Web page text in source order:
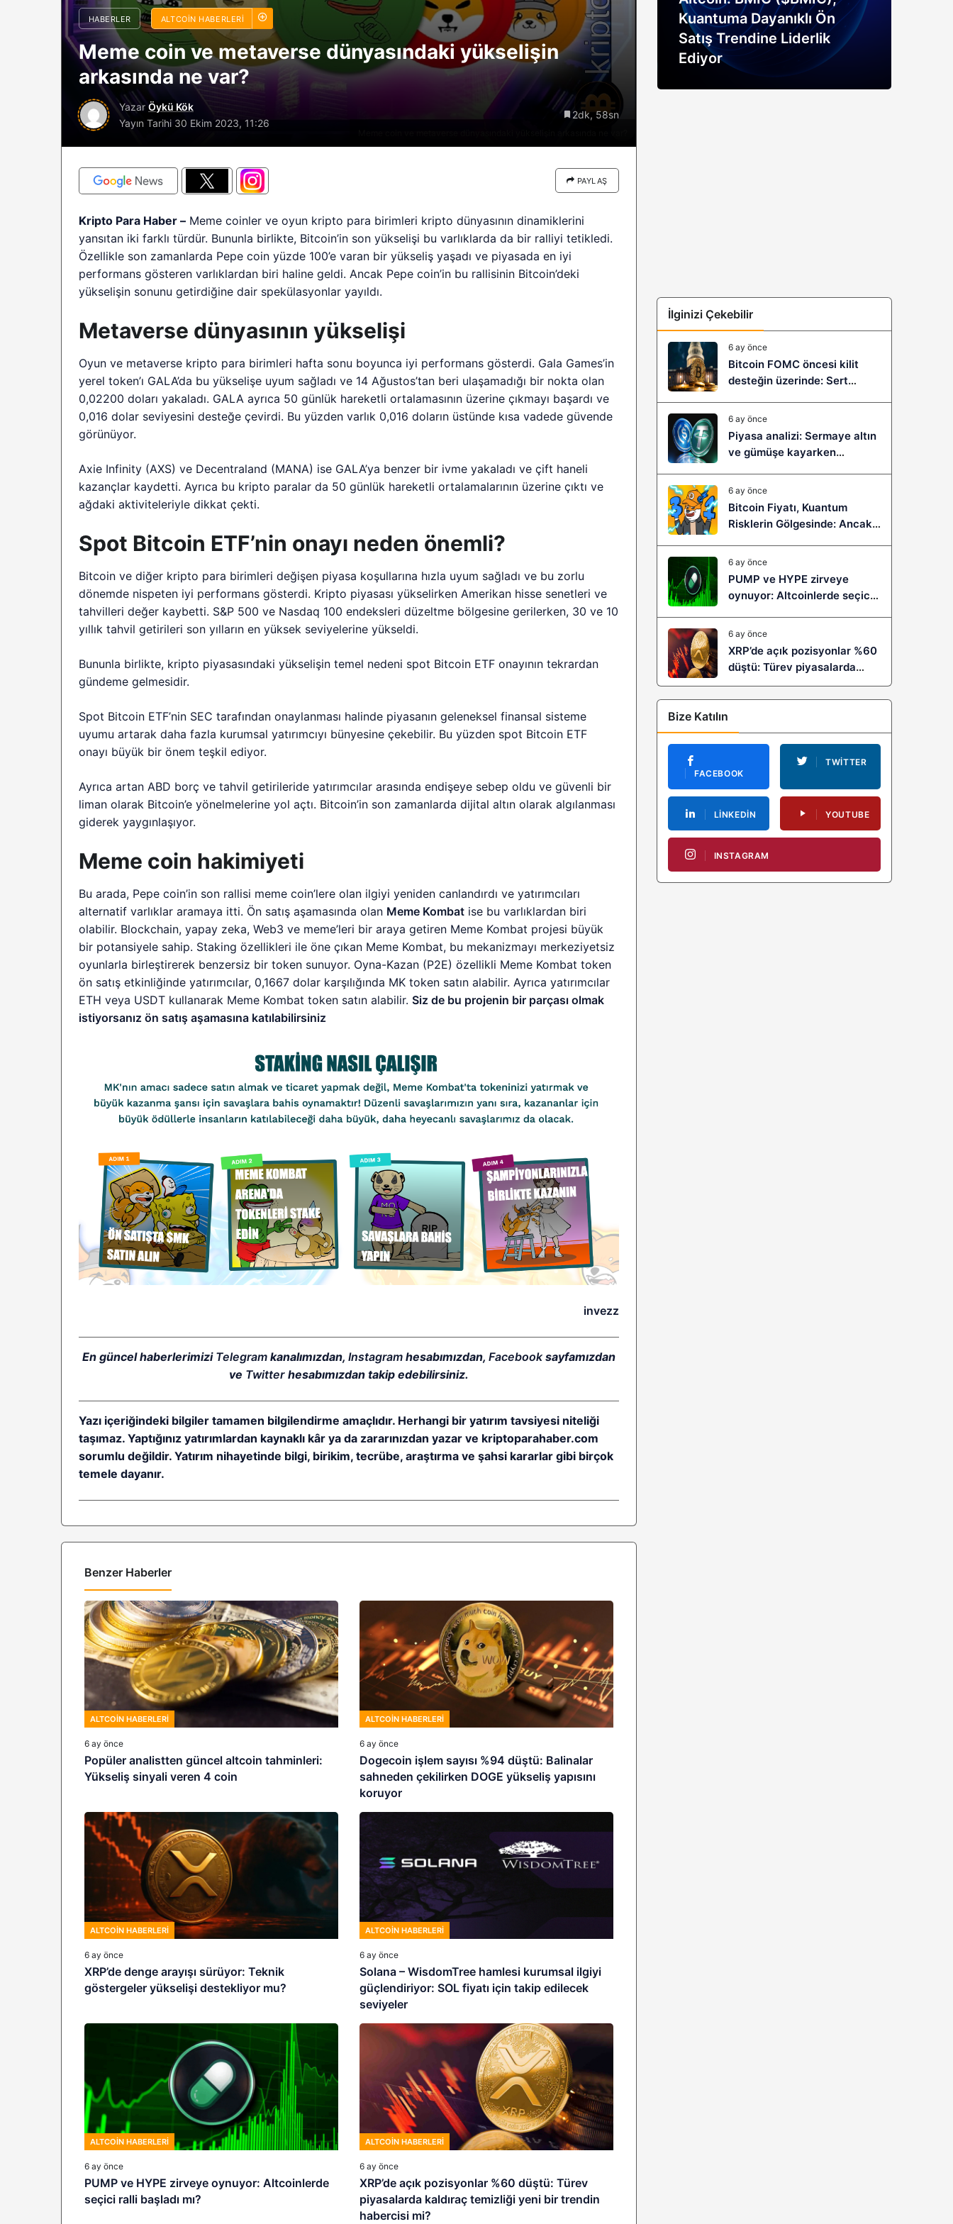
HABERLER ALTCOIN HABERLERI
Meme coin ve metaverse dünyasındaki yükselişin
arkasında ne var?
Yazar Öykü Kök
Yayın Tarihi 30 Ekim 2023, 11:26
2dk, 58sn
PAYLAŞ
Kripto Para Haber – Meme coinler ve oyun kripto para birimleri kripto dünyasının dinamiklerini
yansıtan iki farklı türdür. Bununla birlikte, Bitcoin’in son yükselişi bu varlıklarda da bir ralliyi tetikledi.
Özellikle son zamanlarda Pepe coin yüzde 100’e varan bir yükseliş yaşadı ve piyasada en iyi
performans gösteren varlıklardan biri haline geldi. Ancak Pepe coin’in bu rallisinin Bitcoin’deki
yükselişin sonunu getirdiğine dair spekülasyonlar yayıldı.
Metaverse dünyasının yükselişi
Oyun ve metaverse kripto para birimleri hafta sonu boyunca iyi performans gösterdi. Gala Games’in
yerel token’ı GALA’da bu yükselişe uyum sağladı ve 14 Ağustos’tan beri ulaşamadığı bir nokta olan
0,02200 doları yakaladı. GALA ayrıca 50 günlük hareketli ortalamasının üzerine çıkmayı başardı ve
0,016 dolar seviyesini desteğe çevirdi. Bu yüzden varlık 0,016 doların üstünde kısa vadede güvende
görünüyor.
Axie Infinity (AXS) ve Decentraland (MANA) ise GALA’ya benzer bir ivme yakaladı ve çift haneli
kazançlar kaydetti. Ayrıca bu kripto paralar da 50 günlük hareketli ortalamalarının üzerine çıktı ve
ağdaki aktiviteleriyle dikkat çekti.
Spot Bitcoin ETF’nin onayı neden önemli?
Bitcoin ve diğer kripto para birimleri değişen piyasa koşullarına hızla uyum sağladı ve bu zorlu
dönemde nispeten iyi performans gösterdi. Kripto piyasası yükselirken Amerikan hisse senetleri ve
tahvilleri değer kaybetti. S&P 500 ve Nasdaq 100 endeksleri düzeltme bölgesine gerilerken, 30 ve 10
yıllık tahvil getirileri son yılların en yüksek seviyelerine yükseldi.
Bununla birlikte, kripto piyasasındaki yükselişin temel nedeni spot Bitcoin ETF onayının tekrardan
gündeme gelmesidir.
Spot Bitcoin ETF’nin SEC tarafından onaylanması halinde piyasanın geleneksel finansal sisteme
uyumu artarak daha fazla kurumsal yatırımcıyı bünyesine çekebilir. Bu yüzden spot Bitcoin ETF
onayı büyük bir önem teşkil ediyor.
Ayrıca artan ABD borç ve tahvil getirileride yatırımcılar arasında endişeye sebep oldu ve güvenli bir
liman olarak Bitcoin’e yönelmelerine yol açtı. Bitcoin’in son zamanlarda dijital altın olarak algılanması
giderek yaygınlaşıyor.
Meme coin hakimiyeti
Bu arada, Pepe coin’in son rallisi meme coin’lere olan ilgiyi yeniden canlandırdı ve yatırımcıları
alternatif varlıklar aramaya itti. Ön satış aşamasında olan Meme Kombat ise bu varlıklardan biri
olabilir. Blockchain, yapay zeka, Web3 ve meme’leri bir araya getiren Meme Kombat projesi büyük
bir potansiyele sahip. Staking özellikleri ile öne çıkan Meme Kombat, bu mekanizmayı merkeziyetsiz
oyunlarla birleştirerek benzersiz bir token sunuyor. Oyna-Kazan (P2E) özellikli Meme Kombat token
ön satış etkinliğinde yatırımcılar, 0,1667 dolar karşılığında MK token satın alabilir. Ayrıca yatırımcılar
ETH veya USDT kullanarak Meme Kombat token satın alabilir.Siz de bu projenin bir parçası olmak
istiyorsanız ön satış aşamasına katılabilirsiniz
invezz
En güncel haberlerimizi Telegramkanalımızdan,Instagram hesabımızdan,Facebooksayfamızdan
ve Twitterhesabımızdan takip edebilirsiniz.
Yazı içeriğindeki bilgiler tamamen bilgilendirme amaçlıdır. Herhangi bir yatırım tavsiyesi niteliği
taşımaz. Yaptığınız yatırımlardan kaynaklı kâr ya da zararınızdan yazar ve kriptoparahaber.com
sorumlu değildir. Yatırım nihayetinde bilgi, birikim, tecrübe, araştırma ve şahsi kararlar gibi birçok
temele dayanır.
Benzer Haberler
ALTCOIN HABERLERI
6 ay önce
Popüler analistten güncel altcoin tahminleri:
Yükseliş sinyali veren 4 coin
ALTCOIN HABERLERI
6 ay önce
Dogecoin işlem sayısı %94 düştü: Balinalar
sahneden çekilirken DOGE yükseliş yapısını
koruyor
ALTCOIN HABERLERI
6 ay önce
XRP’de denge arayışı sürüyor: Teknik
göstergeler yükselişi destekliyor mu?
ALTCOIN HABERLERI
6 ay önce
Solana – WisdomTree hamlesi kurumsal ilgiyi
güçlendiriyor: SOL fiyatı için takip edilecek
seviyeler
ALTCOIN HABERLERI
6 ay önce
PUMP ve HYPE zirveye oynuyor: Altcoinlerde
seçici ralli başladı mı?
ALTCOIN HABERLERI
6 ay önce
XRP’de açık pozisyonlar %60 düştü: Türev
piyasalarda kaldıraç temizliği yeni bir trendin
habercisi mi?
sürüyor: Analistlere göre
2026 BTC çöküşü neden
sınırlı kalabilir?
Riski: Uzun Vadeli HYPER
Boğaları 31,1 Milyon Dolarlık
Birikim Yapıyor
Kuantuma Dayanıklı Ön
Satış Trendine Liderlik
Ediyor
İlginizi Çekebilir
6 ay önce
Bitcoin FOMC öncesi kilit
desteğin üzerinde: Sert
geliyor?
6 ay önce
Piyasa analizi: Sermaye altın
ve gümüşe kayarken
6 ay önce
Bitcoin Fiyatı, Kuantum
Risklerin Gölgesinde: Ancak
Sıçramaya Yaşayabilir!
6 ay önce
PUMP ve HYPE zirveye
oynuyor: Altcoinlerde seçici
6 ay önce
XRP’de açık pozisyonlar %60
düştü: Türev piyasalarda
kaldıraç temizliği yeni bir
trendin habercisi mi?
Bize Katılın
FACEBOOK
TWITTER
LINKEDIN YOUTUBE
INSTAGRAM